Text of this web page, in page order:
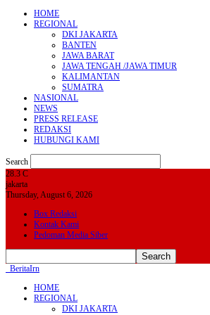
HOME
REGIONAL
DKI JAKARTA
BANTEN
JAWA BARAT
JAWA TENGAH /JAWA TIMUR
KALIMANTAN
SUMATRA
NASIONAL
NEWS
PRESS RELEASE
REDAKSI
HUBUNGI KAMI
Search
28.3 C
jakarta
Thursday, August 6, 2026
Box Redaksi
Kontak Kami
Pedoman Media Siber
BeritaIrn
HOME
REGIONAL
DKI JAKARTA